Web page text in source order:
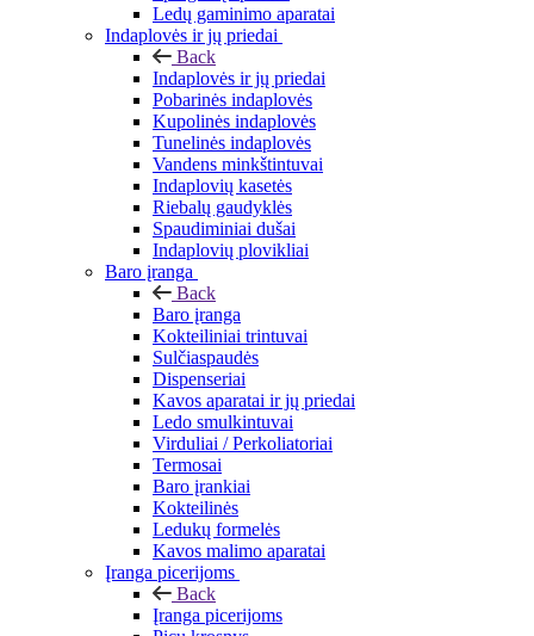
Ledų gaminimo aparatai
Indaplovės ir jų priedai
Back
Indaplovės ir jų priedai
Pobarinės indaplovės
Kupolinės indaplovės
Tunelinės indaplovės
Vandens minkštintuvai
Indaplovių kasetės
Riebalų gaudyklės
Spaudiminiai dušai
Indaplovių plovikliai
Baro įranga
Back
Baro įranga
Kokteiliniai trintuvai
Sulčiaspaudės
Dispenseriai
Kavos aparatai ir jų priedai
Ledo smulkintuvai
Virduliai / Perkoliatoriai
Termosai
Baro įrankiai
Kokteilinės
Ledukų formelės
Kavos malimo aparatai
Įranga picerijoms
Back
Įranga picerijoms